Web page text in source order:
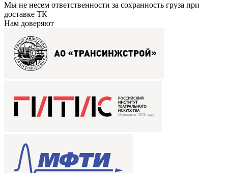
Мы не несем ответственности за сохранность груза при
доставке ТК
Нам доверяют